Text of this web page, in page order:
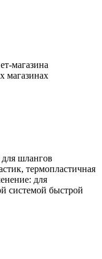
магазина
магазинах
шлангов
термопластичная
для
системой быстрой